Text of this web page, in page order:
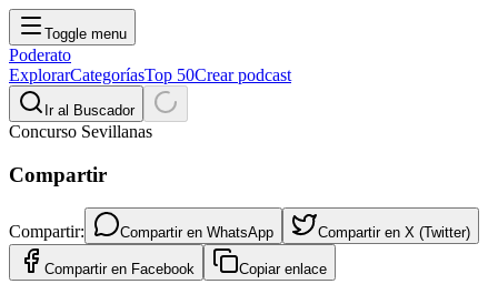
Toggle menu
Poderato
ExplorarCategoríasTop 50Crear podcast
Ir al Buscador
Concurso Sevillanas
Compartir
Compartir: Compartir en WhatsApp Compartir en X (Twitter)
Compartir en Facebook Copiar enlace